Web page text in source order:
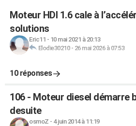
Moteur HDI 1.6 cale à
solutions
Eric11 - 10 mai 2021 à 20:13
Elodie30210- 26 mai 2026 à 07:53
10 réponses
106 - Moteur diesel démarre
desuite
osmoZ - 4 juin 2014 à 11:19